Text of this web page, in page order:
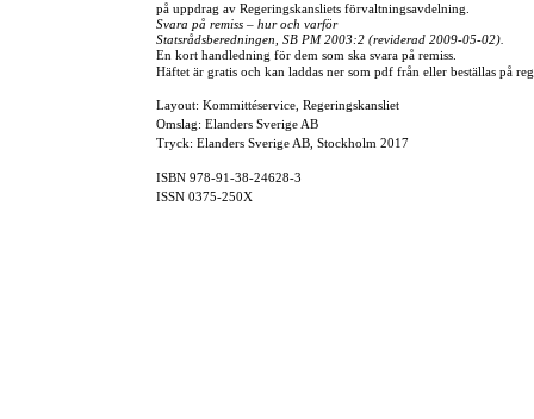
på uppdrag av Regeringskansliets förvaltningsavdelning.
Svara på remiss – hur och varför
Statsrådsberedningen, SB PM 2003:2 (reviderad 2009-05-02).
En kort handledning för dem som ska svara på remiss.
Häftet är gratis och kan laddas ner som pdf från eller beställas på
Layout: Kommittéservice, Regeringskansliet
Omslag: Elanders Sverige AB
Tryck: Elanders Sverige AB, Stockholm 2017
ISBN 978-91-38-24628-3
ISSN 0375-250X